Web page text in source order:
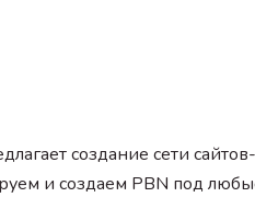
создание сети
и создаем PBN под